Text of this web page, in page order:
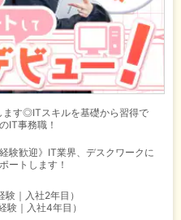
ます◎ITスキルを基礎から習得で
IT事務職！
験歓迎》IT業界、デスクワークに
ートします！
｜入社2年目）
験｜入社4年目）